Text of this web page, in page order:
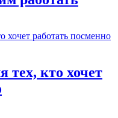
тех, кто хочет